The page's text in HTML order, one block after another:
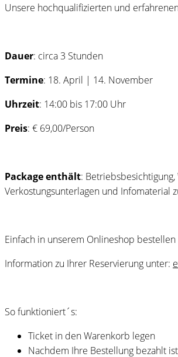
Unsere hochqualifizierten und
Dauer: circa 3 Stunden
Termine: 18. April | 14. November
Uhrzeit: 14:00 bis 17:00 Uhr
Preis: € 69,00/Person
Package enthält:
Verkostungsunterlagen und Infomaterial
Einfach in unserem Onlineshop
Information zu Ihrer Reservierung unter:
So funktioniert´s:
Ticket in den Warenkorb legen
Nachdem Ihre Bestellung bezahlt